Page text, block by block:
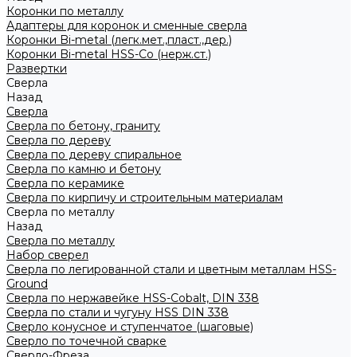
Коронки по металлу
Адаптеры для коронок и сменные сверла
Коронки Bi-metal (легк.мет.,пласт.,дер.)
Коронки Bi-metal HSS-Co (нерж.ст.)
Развертки
Сверла
Назад
Сверла
Сверла по бетону, граниту
Сверла по дереву
Сверла по дереву спиральное
Сверла по камню и бетону
Сверла по керамике
Сверла по кирпичу и строительным материалам
Сверла по металлу
Назад
Сверла по металлу
Набор сверел
Сверла по легированной стали и цветным металлам HSS-
Ground
Сверла по нержавейке HSS-Cobalt, DIN 338
Сверла по стали и чугуну HSS DIN 338
Сверло конусное и ступенчатое (шаговые)
Сверло по точечной сварке